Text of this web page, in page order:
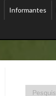
Informantes